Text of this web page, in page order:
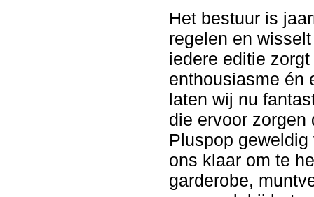
Het bestuur is
regelen en
iedere editie
enthousiasme
laten wij nu
die ervoor zorgen
Pluspop
ons klaar om te
garderobe,